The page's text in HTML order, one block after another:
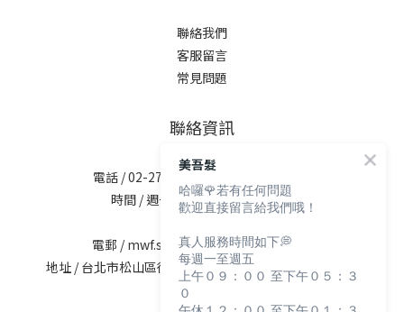
聯絡我們
客服留言
常見問題
聯絡資訊
電話 / 02-2713-6621 (無提供訂購服務)
時間 / 週一至週五 09:30-12:00；
電郵 / mwf.service@maywufa.com.tw
地址 / 台北市松山區復興北路167號5樓(無提供現場販售)
美吾髮
哈囉🌹若有任何問題
歡迎直接留言給我們哦！
真人服務時間如下💭
每週一至週五
上午０９：００ 至下午０５：３
０